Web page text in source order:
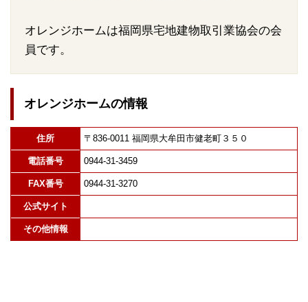
オレンジホームは福岡県宅地建物取引業協会の会
員です。
オレンジホームの情報
住所 〒836-0011 福岡県大牟田市健老町３５０
電話番号 0944-31-3459
FAX番号 0944-31-3270
公式サイト
その他情報